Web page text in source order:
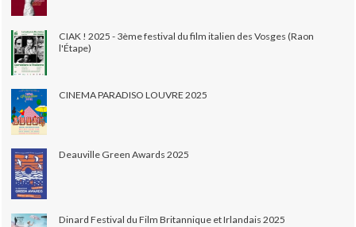
CIAK ! 2025 - 3ème festival du film italien des Vosges (Raon
l'Étape)
CINEMA PARADISO LOUVRE 2025
Deauville Green Awards 2025
Dinard Festival du Film Britannique et Irlandais 2025